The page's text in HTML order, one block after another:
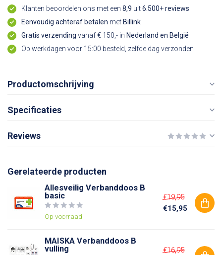
Klanten beoordelen ons met een 8,9 uit6.500+ reviews
Eenvoudig achteraf betalen met Billink
Gratis verzending vanaf € 150,- in Nederland en België
Op werkdagen voor 15:00 besteld, zelfde dag verzonden
Productomschrijving
Specificaties
Reviews
Gerelateerde producten
Allesveilig Verbanddoos B
basic
Op voorraad
€19,95
€15,95
MAISKA Verbanddoos B
vulling
€16,95